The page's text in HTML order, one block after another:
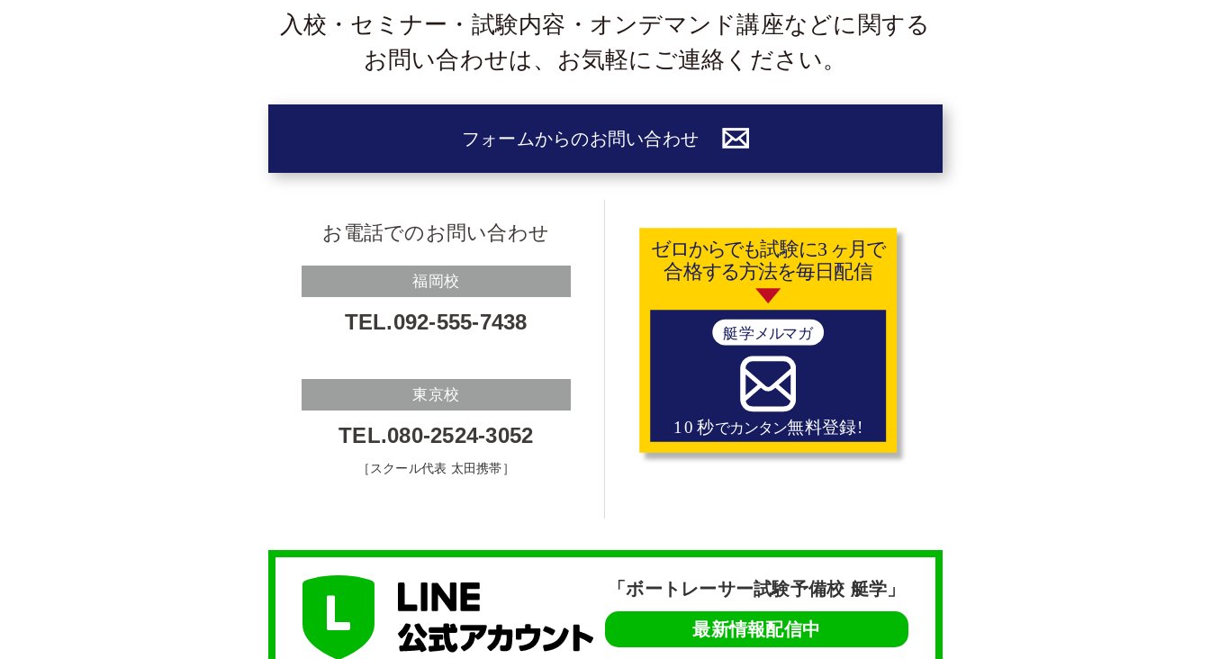
入校・セミナー・試験内容・オンデマンド講座などに 関する
お問い合わせは、 お気軽にご連絡ください。
フォームからのお問い合わせ
お電話でのお問い合わせ
福岡校
TEL.092-555-7438
東京校
TEL.080-2524-3052
［スクール代表 太田携帯］
「ボートレーサー試験予備校 艇学」
最新情報配信中